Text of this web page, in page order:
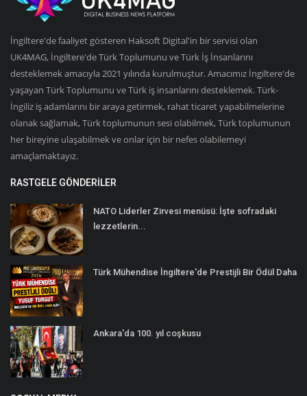
İngiltere'de faaliyet gösteren Haksoft Digital'in bir servisi olan
UK4MAG, İngiltere'de Türk Toplumunu ve Türk İş İnsanlarını
desteklemek amacıyla 2021 yılında kurulmuştur. Amacımız İngiltere'de
yaşayan Türk Toplumunu ve Türk iş insanlarını desteklemek. Türk-
İngiliz iş adamlarını bir araya getirmek, rahat ticaret yapabilmelerine
olanak sağlamak, Türk toplumunun sesi olabilmek, Türk toplumunun
her bireyine ulaşabilmek ve onlar için bir nefes olabilemeyi
amaçlamaktayız.
RASTGELE GÖNDERILER
NATO Liderler Zirvesi menüsü: İşte sofradaki
lezzetlerin...
Türk Mühendise İngiltere'de Prestijli Bir Ödül Daha
Ankara'da 100. yıl coşkusu